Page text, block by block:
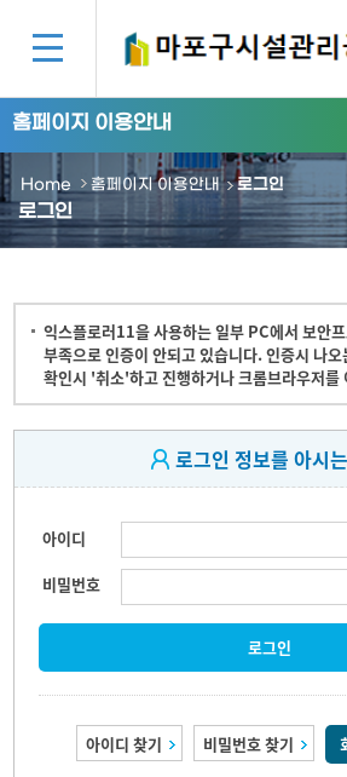
홈페이지 이용안내
Home 홈페이지 이용안내 로그인
로그인
익스플로러11을 사용하는 일부 PC에서 보안
부족으로 인증이 안되고 있습니다. 인증시 나
확인시 '취소'하고 진행하거나 크롬브라우저를
로그인 정보를 아시
아이디
비밀번호
로그인
아이디 찾기 비밀번호 찾기